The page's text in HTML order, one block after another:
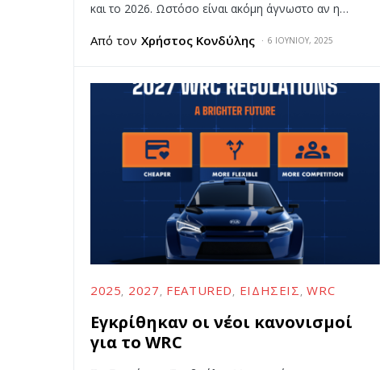
και το 2026. Ωστόσο είναι ακόμη άγνωστο αν η…
Από τον Χρήστος Κονδύλης 6 ΙΟΥΝΊΟΥ, 2025
2025 2027 FEATURED ΕΙΔΉΣΕΙΣ WRC
Εγκρίθηκαν οι νέοι κανονισμοί
για το WRC